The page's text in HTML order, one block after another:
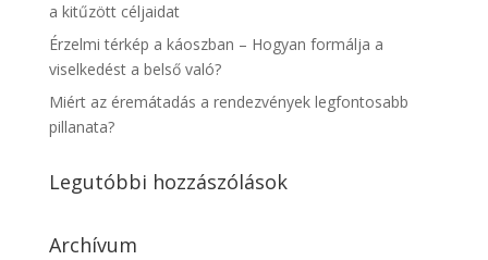
a kitűzött céljaidat
Érzelmi térkép a káoszban – Hogyan formálja a
viselkedést a belső való?
Miért az éremátadás a rendezvények legfontosabb
pillanata?
Legutóbbi hozzászólások
Archívum